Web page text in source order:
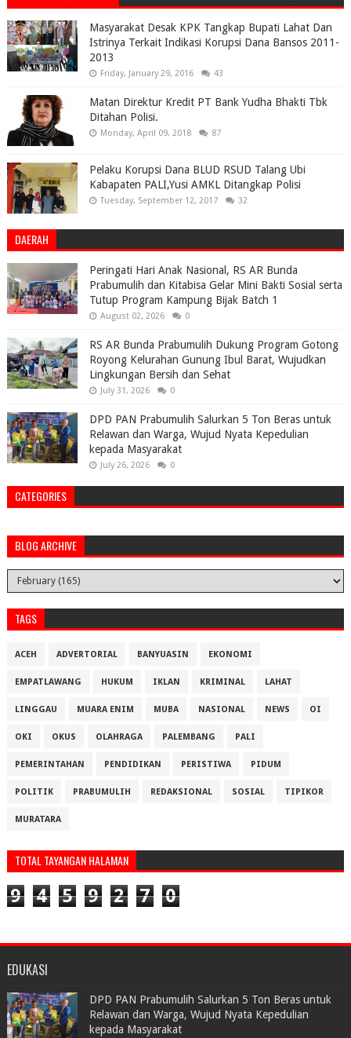
Masyarakat Desak KPK Tangkap Bupati Lahat Dan
Istrinya Terkait Indikasi Korupsi Dana Bansos 2011-
2013
Friday, January 29, 2016 43
Matan Direktur Kredit PT Bank Yudha Bhakti Tbk
Ditahan Polisi.
Monday, April 09, 2018 87
Pelaku Korupsi Dana BLUD RSUD Talang Ubi
Kabapaten PALI,Yusi AMKL Ditangkap Polisi
Tuesday, September 12, 2017 32
DAERAH
Peringati Hari Anak Nasional, RS AR Bunda
Prabumulih dan Kitabisa Gelar Mini Bakti Sosial serta
Tutup Program Kampung Bijak Batch 1
August 02, 2026 0
RS AR Bunda Prabumulih Dukung Program Gotong
Royong Kelurahan Gunung Ibul Barat, Wujudkan
Lingkungan Bersih dan Sehat
July 31, 2026 0
DPD PAN Prabumulih Salurkan 5 Ton Beras untuk
Relawan dan Warga, Wujud Nyata Kepedulian
kepada Masyarakat
July 26, 2026 0
CATEGORIES
BLOG ARCHIVE
TAGS
ACEH ADVERTORIAL BANYUASIN EKONOMI
EMPATLAWANG HUKUM IKLAN KRIMINAL LAHAT
LINGGAU MUARA ENIM MUBA NASIONAL NEWS OI
OKI OKUS OLAHRAGA PALEMBANG PALI
PEMERINTAHAN PENDIDIKAN PERISTIWA PIDUM
POLITIK PRABUMULIH REDAKSIONAL SOSIAL TIPIKOR
MURATARA
TOTAL TAYANGAN HALAMAN
9 4 5 9 2 7 0
EDUKASI
DPD PAN Prabumulih Salurkan 5 Ton Beras untuk
Relawan dan Warga, Wujud Nyata Kepedulian
kepada Masyarakat